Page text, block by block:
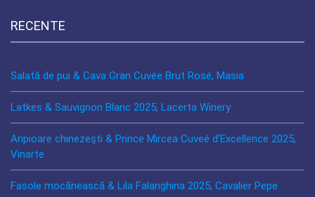
RECENTE
Salată de pui & Cava Gran Cuvée Brut Rosé, Masia
Latkes & Sauvignon Blanc 2025, Lacerta Winery
Aripioare chinezeşti & Prince Mircea Cuveé d’Excellence 2025,
Vinarte
Fasole mocănească & Lila Falanghina 2025, Cavalier Pepe